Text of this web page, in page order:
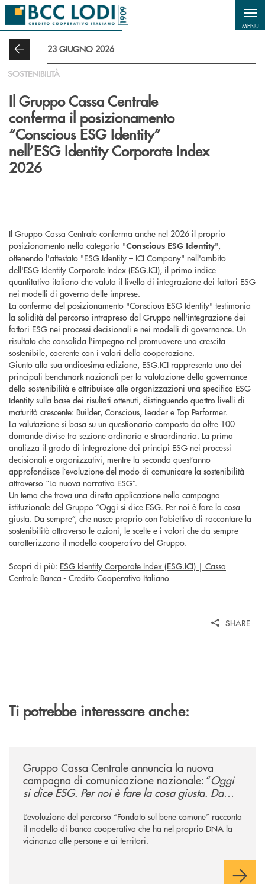
Salta al contenuto principale
MENU
23 GIUGNO 2026
SOSTENIBILITÀ
Il Gruppo Cassa Centrale
conferma il posizionamento
“Conscious ESG Identity”
nell’ESG Identity Corporate Index
2026
Il Gruppo Cassa Centrale conferma anche nel 2026 il proprio
posizionamento nella categoria "Conscious ESG Identity",
ottenendo l'attestato "ESG Identity – ICI Company" nell'ambito
dell'ESG Identity Corporate Index (ESG.ICI), il primo indice
quantitativo italiano che valuta il livello di integrazione dei fattori ESG
nei modelli di governo delle imprese.
La conferma del posizionamento "Conscious ESG Identity" testimonia
la solidità del percorso intrapreso dal Gruppo nell'integrazione dei
fattori ESG nei processi decisionali e nei modelli di governance. Un
risultato che consolida l'impegno nel promuovere una crescita
sostenibile, coerente con i valori della cooperazione.
Giunto alla sua undicesima edizione, ESG.ICI rappresenta uno dei
principali benchmark nazionali per la valutazione della governance
della sostenibilità e attribuisce alle organizzazioni una specifica ESG
Identity sulla base dei risultati ottenuti, distinguendo quattro livelli di
maturità crescente: Builder, Conscious, Leader e Top Performer.
La valutazione si basa su un questionario composto da oltre 100
domande divise tra sezione ordinaria e straordinaria. La prima
analizza il grado di integrazione dei principi ESG nei processi
decisionali e organizzativi, mentre la seconda quest’anno
approfondisce l’evoluzione del modo di comunicare la sostenibilità
attraverso “La nuova narrativa ESG”.
Un tema che trova una diretta applicazione nella campagna
istituzionale del Gruppo “Oggi si dice ESG. Per noi è fare la cosa
giusta. Da sempre”, che nasce proprio con l’obiettivo di raccontare la
sostenibilità attraverso le azioni, le scelte e i valori che da sempre
caratterizzano il modello cooperativo del Gruppo.
Scopri di più: ESG Identity Corporate Index (ESG.ICI) | Cassa
Centrale Banca - Credito Cooperativo Italiano
SHARE
Ti potrebbe interessare anche:
Gruppo Cassa Centrale annuncia la nuova
campagna di comunicazione nazionale: “Oggi
si dice ESG. Per noi è fare la cosa giusta. Da
L’evoluzione del percorso “Fondato sul bene comune” racconta
il modello di banca cooperativa che ha nel proprio DNA la
vicinanza alle persone e ai territori.